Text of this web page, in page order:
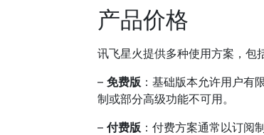
产品价格
讯飞星火提供多种使用方案，包
– 免费版 ：基础版本允许用户有
制或部分高级功能不可用。
– 付费版 ：付费方案通常以订阅